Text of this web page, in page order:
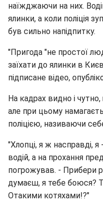
наїжджаючи на них.
ялинки, а коли поліція
був сильно напідпитку.
"Пригода "не простої
заїхати до ялинки в
підписане відео,
На кадрах видно і
але при цьому
поліцією, називаючи
"Хлопці, я ж насправді,
водій, а на прохання
погрожував. - Прибери
думаєш, я тебе боюся?
Отакими котяхами!?"